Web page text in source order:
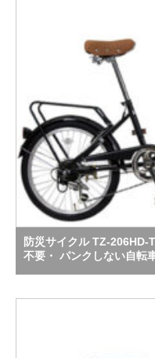
防災サイクル TZ-
不要・ パンクしない自転